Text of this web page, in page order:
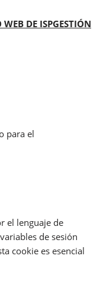
DE ISPGESTIÓN
para el
el lenguaje de
de sesión
cookie es esencial